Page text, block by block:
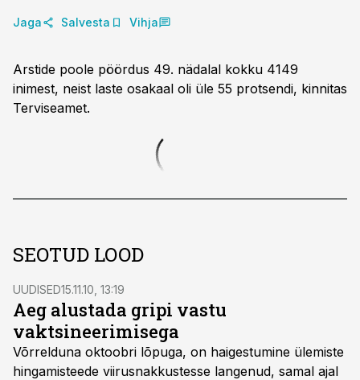
Jaga Salvesta Vihja
Arstide poole pöördus 49. nädalal kokku 4149
inimest, neist laste osakaal oli üle 55 protsendi, kinnitas
Terviseamet.
SEOTUD LOOD
UUDISED15.11.10, 13:19
Aeg alustada gripi vastu
vaktsineerimisega
Võrrelduna oktoobri lõpuga, on haigestumine ülemiste
hingamisteede viirusnakkustesse langenud, samal ajal